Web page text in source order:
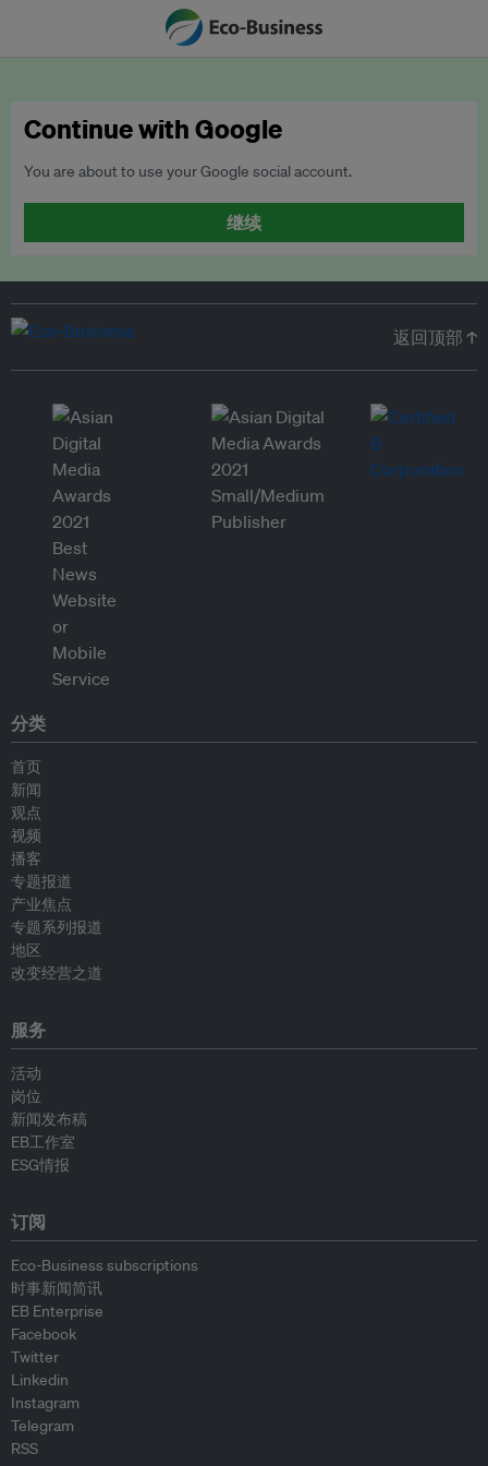
Continue with Google
You are about to use your Google social account.
继续
返回顶部 ↑
分类
首页
新闻
观点
视频
播客
专题报道
产业焦点
专题系列报道
地区
改变经营之道
服务
活动
岗位
新闻发布稿
EB工作室
ESG情报
订阅
Eco-Business subscriptions
时事新闻简讯
EB Enterprise
Facebook
Twitter
Linkedin
Instagram
Telegram
RSS